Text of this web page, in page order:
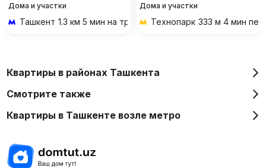
Дома и участки
Ташкент 1.3 км 5 мин на транспорте
Дома и участки
Технопарк 333 м 4 мин
Квартиры в районах Ташкента
Смотрите также
Квартиры в Ташкенте возле метро